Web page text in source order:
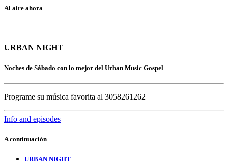
Al aire ahora
URBAN NIGHT
Noches de Sábado con lo mejor del Urban Music Gospel
Programe su música favorita al 3058261262
Info and episodes
A continuación
URBAN NIGHT